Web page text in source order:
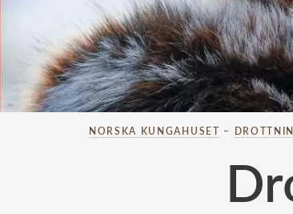
NORSKA KUNGAHUSET –